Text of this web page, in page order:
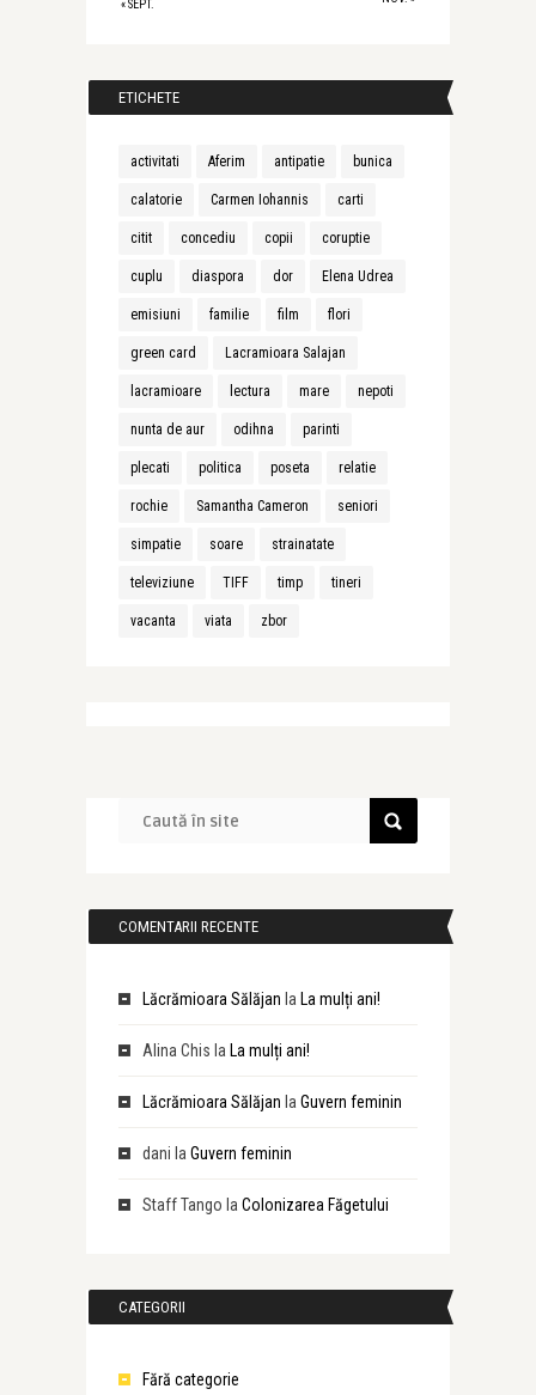
« SEPT.
ETICHETE
activitati Aferim antipatie bunica
calatorie Carmen Iohannis carti
citit concediu copii coruptie
cuplu diaspora dor Elena Udrea
emisiuni familie film flori
green card Lacramioara Salajan
lacramioare lectura mare nepoti
nunta de aur odihna parinti
plecati politica poseta relatie
rochie Samantha Cameron seniori
simpatie soare strainatate
televiziune TIFF timp tineri
vacanta viata zbor
COMENTARII RECENTE
Lăcrămioara Sălăjan la La mulți ani!
Alina Chis la La mulți ani!
Lăcrămioara Sălăjan la Guvern feminin
dani la Guvern feminin
Staff Tango la Colonizarea Făgetului
CATEGORII
Fără categorie